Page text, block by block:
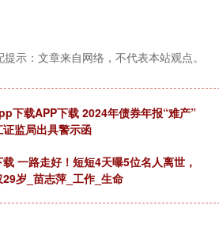
提示：文章来自网络，不代表本站观点。
下载APP下载 2024年债券年报“难产”
监局出具警示函
一路走好！短短4天曝5位名人离世，
岁_苗志萍_工作_生命